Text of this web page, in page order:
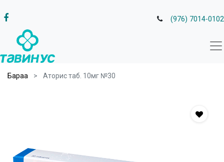
(976) 7014-0102
Бараа Аторис таб. 10мг №30